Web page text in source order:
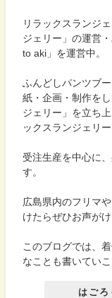
リラックスランジ
ジェリー」の運営
to aki」を運営中。
ふんどしパンツブ
紙・企画・制作を
ジェリー」を立ち
ックスランジェリ
受注生産を中心に
す。
広島県内のフリマ
けたらぜひお声が
このブログでは、
なことも書いてい
はご